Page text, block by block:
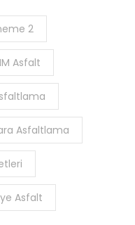
2
Asfalt
Asfaltlama
Asfalt